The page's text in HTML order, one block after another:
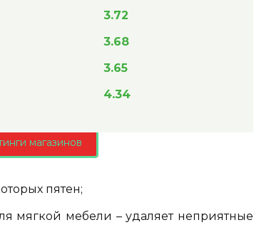
3.72
3.68
3.65
4.34
магазинов
пятен;
мягкой мебели – удаляет неприятные